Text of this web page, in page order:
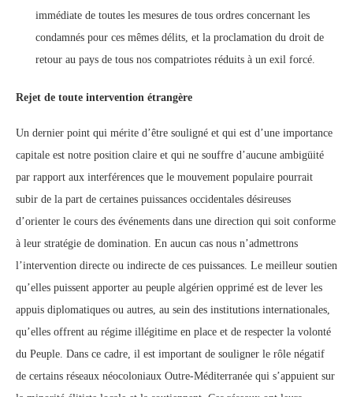
immédiate de toutes les mesures de tous ordres concernant les
condamnés pour ces mêmes délits, et la proclamation du droit de
retour au pays de tous nos compatriotes réduits à un exil forcé.
Rejet de toute intervention étrangère
Un dernier point qui mérite d’être souligné et qui est d’une importance
capitale est notre position claire et qui ne souffre d’aucune ambigüité
par rapport aux interférences que le mouvement populaire pourrait
subir de la part de certaines puissances occidentales désireuses
d’orienter le cours des événements dans une direction qui soit conforme
à leur stratégie de domination. En aucun cas nous n’admettrons
l’intervention directe ou indirecte de ces puissances. Le meilleur soutien
qu’elles puissent apporter au peuple algérien opprimé est de lever les
appuis diplomatiques ou autres, au sein des institutions internationales,
qu’elles offrent au régime illégitime en place et de respecter la volonté
du Peuple. Dans ce cadre, il est important de souligner le rôle négatif
de certains réseaux néocoloniaux Outre-Méditerranée qui s’appuient sur